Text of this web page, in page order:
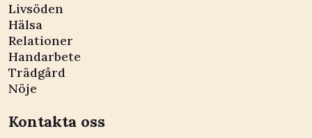
Livsöden
Hälsa
Relationer
Handarbete
Trädgård
Nöje
Kontakta oss